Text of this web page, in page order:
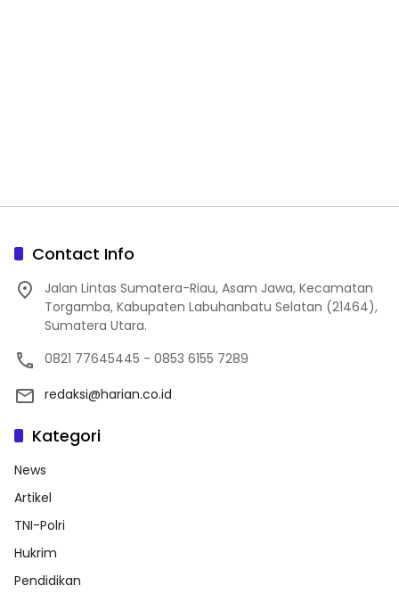
Contact Info
Jalan Lintas Sumatera-Riau, Asam Jawa, Kecamatan
Torgamba, Kabupaten Labuhanbatu Selatan (21464),
Sumatera Utara.
0821 77645445 - 0853 6155 7289
redaksi@harian.co.id
Kategori
News
Artikel
TNI-Polri
Hukrim
Pendidikan